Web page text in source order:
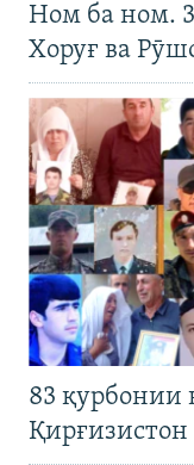
Ном ба ном.
Хоруғ ва
83 қурбонии
Қирғизистон